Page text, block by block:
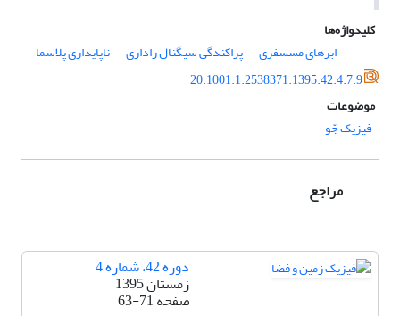
کلیدواژه‌ها
ابرهای مسسفری
پراکندگی سیگنال راداری
ناپایداری پلاسما
20.1001.1.2538371.1395.42.4.7.9
موضوعات
فیزیک جّو
مراجع
دوره 42، شماره 4
زمستان 1395
صفحه63-71